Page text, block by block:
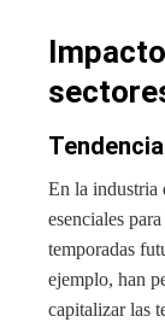
En la industria
esenciales
temporadas
ejemplo, han
capitalizar las